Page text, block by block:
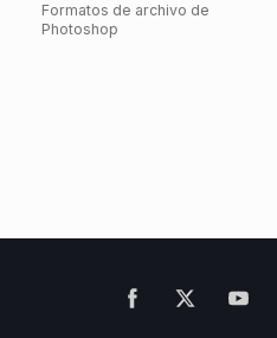
Formatos de archivo de
Photoshop